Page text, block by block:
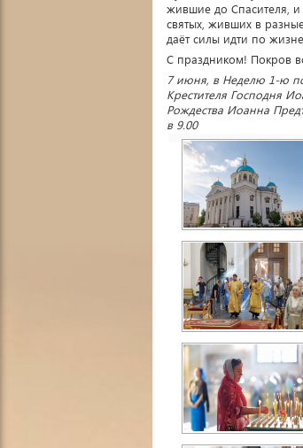
жившие до Спасителя,
святых, живших в
даёт силы идти по
С праздником! Покров
7 июня, в Неделю 1-ю по
Крестителя Господня
Рождества Иоанна
в 9.00